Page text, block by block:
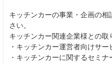
キッチンカーの事業・企画の
さい。
キッチンカー関連企業様との取
・キッチンカー運営者向けサー
・キッチンカーに関するセミナ